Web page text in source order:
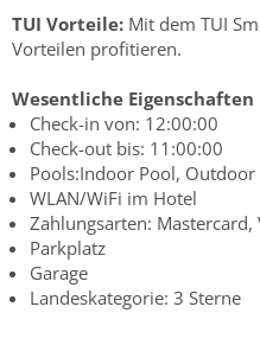
TUI Vorteile: Mit dem TUI
Vorteilen profitieren.
Wesentliche Eigenschaften
Check-in von: 12:00:00
Check-out bis: 11:00:00
Pools:Indoor Pool, Outdoor
WLAN/WiFi im Hotel
Zahlungsarten: Mastercard,
Parkplatz
Garage
Landeskategorie: 3 Sterne